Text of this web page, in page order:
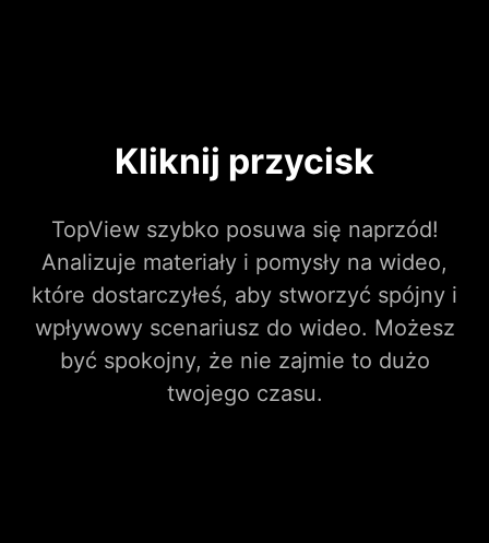
Kliknij przycisk
TopView szybko posuwa się naprzód!
Analizuje materiały i pomysły na wideo,
które dostarczyłeś, aby stworzyć spójny i
wpływowy scenariusz do wideo. Możesz
być spokojny, że nie zajmie to dużo
twojego czasu.